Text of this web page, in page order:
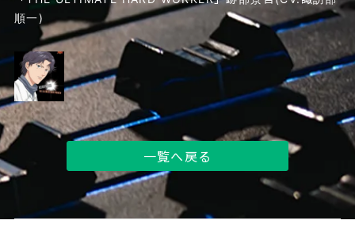
順一)
一覧へ戻る